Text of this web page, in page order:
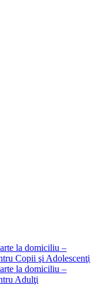
la domiciliu –
Copii şi Adolescenţi
la domiciliu –
Adulţi